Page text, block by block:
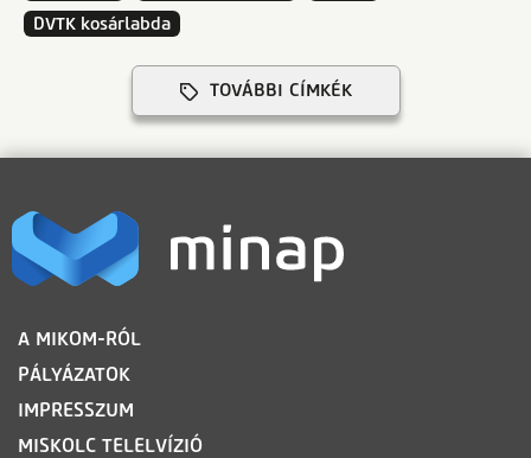
DVTK kosárlabda
TOVÁBBI CÍMKÉK
LÁBLÉC
A MIKOM-RÓL
PÁLYÁZATOK
IMPRESSZUM
MISKOLC TELELVÍZIÓ